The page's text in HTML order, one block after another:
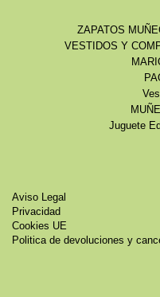
ZAPATOS
VESTIDOS Y
Juguete
Aviso Legal
Privacidad
Cookies UE
Politica de devoluciones y